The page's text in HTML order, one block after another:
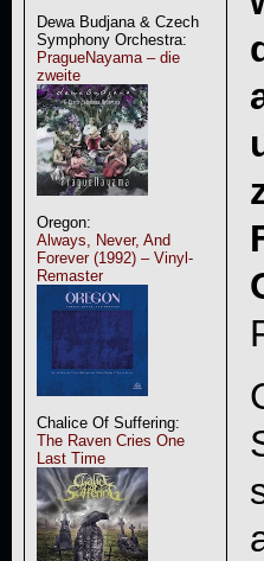
Dewa Budjana & Czech
Symphony Orchestra:
PragueNayama – die
zweite
Oregon:
Always, Never, And
Forever (1992) – Vinyl-
Remaster
Chalice Of Suffering:
The Raven Cries One
Last Time